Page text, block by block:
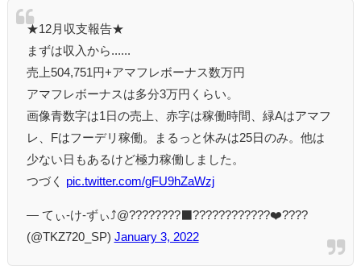
★12月収支報告★
まずは収入から......
売上504,751円+アマフレボーナス数万円
アマフレボーナスは多分3万円くらい。
画像青数字は1日の売上、赤字は稼働時間、緑Aはアマフ
レ、Fはフーデリ稼働。まるっと休みは25日のみ。他は
少ない日もあるけど極力稼働しました。
つづく pic.twitter.com/gFU9hZaWzj
— てぃ-け-ずぃ⤴︎@????️????‍⬛????????????❤️‍????
(@TKZ720_SP) January 3, 2022